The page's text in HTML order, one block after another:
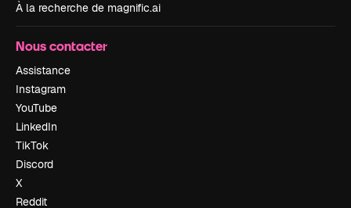
À la recherche de magnific.ai
Nous contacter
Assistance
Instagram
YouTube
LinkedIn
TikTok
Discord
X
Reddit